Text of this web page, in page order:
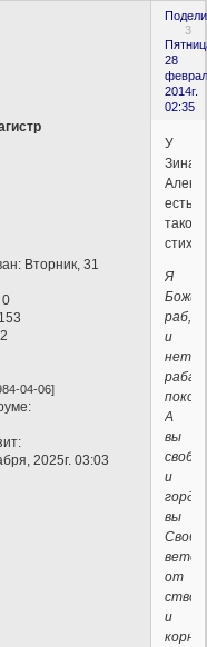
3
28
2014г.
02:35
: Вторник, 31
0
04-06]
2025г. 03:03
У
есть
такое
Я
Божий
раб,
и
нет
раба
А
вы
и
вы
веток
от
и
корня,